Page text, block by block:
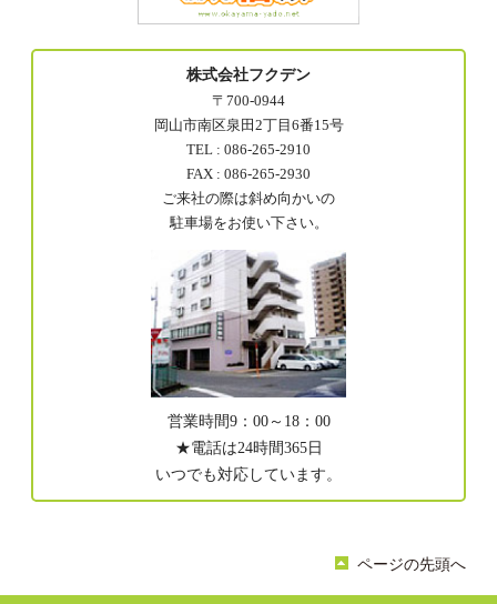
株式会社フクデン
〒700-0944
岡山市南区泉田2丁目6番15号
TEL : 086-265-2910
FAX : 086-265-2930
ご来社の際は斜め向かいの
駐車場をお使い下さい。
営業時間9：00～18：00
★電話は24時間365日
いつでも対応しています。
ページの先頭へ